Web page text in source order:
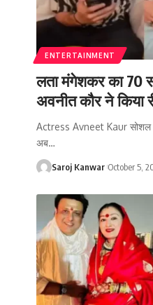
ENTERTAINMENT
लता मंगेशकर का 70
अवनीत कौर ने किया
Actress Avneet Kaur सोशल
अब…
Saroj Kanwar October 5,